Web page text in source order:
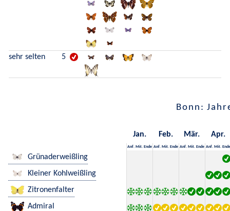
sehr selten 5
Bonn:
Jan. Feb. Mär. Apr.
Anf. Mit. Ende Anf. Mit. Ende Anf. Mit. Ende Anf. Mit. Ende
Grünaderweißling
Kleiner Kohlweißling
Zitronenfalter
Admiral